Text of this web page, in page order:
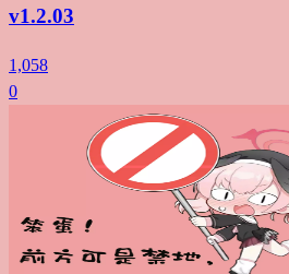
v1.2.03
1,058
0